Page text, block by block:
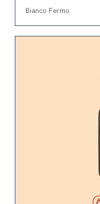
Bianco Fermo